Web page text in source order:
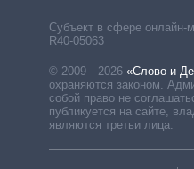
Субъект в сфере онлайн-
R40-05063
© 2009—2026 «Слово и
охраняются законом.
собой право не
публикуется на сайте,
являются третьи лица.